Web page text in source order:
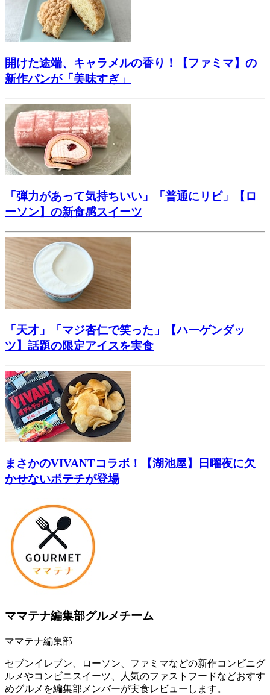
開けた途端、キャラメルの香り！【ファミマ】の
新作パンが「美味すぎ」
「弾力があって気持ちいい」「普通にリピ」【ロ
ーソン】の新食感スイーツ
「天才」「マジ杏仁で笑った」【ハーゲンダッ
ツ】話題の限定アイスを実食
まさかのVIVANTコラボ！【湖池屋】日曜夜に欠
かせないポテチが登場
ママテナ編集部グルメチーム
ママテナ編集部
セブンイレブン、ローソン、ファミマなどの新作コンビニグ
ルメやコンビニスイーツ、人気のファストフードなどおすす
めグルメを編集部メンバーが実食レビューします。